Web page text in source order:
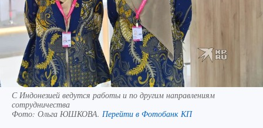
С Индонезией ведутся работы и по другим направлениям
сотрудничества
Фото: Ольга ЮШКОВА. Перейти в Фотобанк КП